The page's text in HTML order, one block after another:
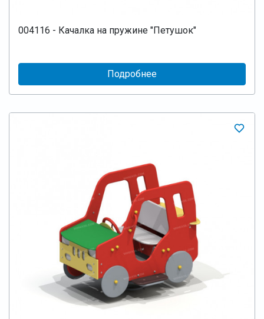
004116 - Качалка на пружине "Петушок"
Подробнее